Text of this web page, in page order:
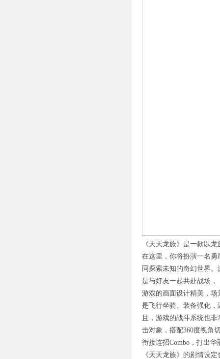
《天天龙族》是一款以
在这里，你将扮演一名
同探索未知的奇幻世界
是与好友一起共赴战场
游戏的画面设计精美，
是飞行坐骑、装备强化
且，游戏的战斗系统也
击对象，搭配360度视角
衔接连招Combo，打出
《天天龙族》的剧情设